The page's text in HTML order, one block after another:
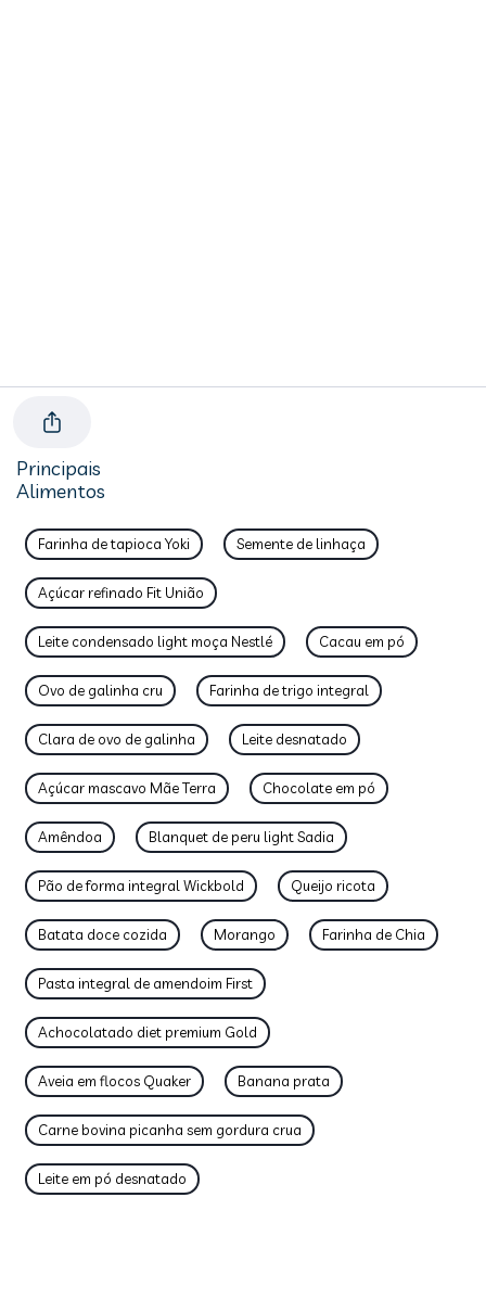
Principais
Alimentos
Farinha de tapioca Yoki Semente de linhaça
Açúcar refinado Fit União
Leite condensado light moça Nestlé Cacau em pó
Ovo de galinha cru Farinha de trigo integral
Clara de ovo de galinha Leite desnatado
Açúcar mascavo Mãe Terra Chocolate em pó
Amêndoa Blanquet de peru light Sadia
Pão de forma integral Wickbold Queijo ricota
Batata doce cozida Morango Farinha de Chia
Pasta integral de amendoim First
Achocolatado diet premium Gold
Aveia em flocos Quaker Banana prata
Carne bovina picanha sem gordura crua
Leite em pó desnatado